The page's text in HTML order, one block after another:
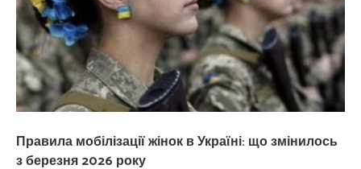
Правила мобілізації жінок в Україні: що змінилось
з березня 2026 року